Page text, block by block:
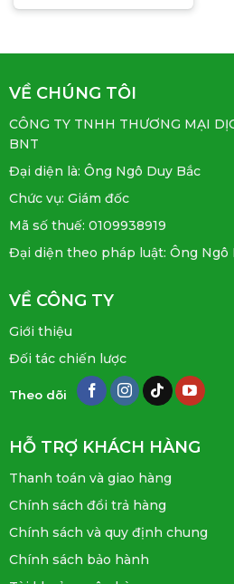
VỀ CHÚNG TÔI
CÔNG TY TNHH THƯƠNG MẠI
BNT
Đại diện là: Ông Ngô Duy Bắc
Chức vụ: Giám đốc
Mã số thuế: 0109938919
Đại diện theo pháp luật: Ông Ngô
VỀ CÔNG TY
Giới thiệu
Đối tác chiến lược
Theo dõi
HỖ TRỢ KHÁCH HÀNG
Thanh toán và giao hàng
Chính sách đổi trả hàng
Chính sách và quy định chung
Chính sách bảo hành